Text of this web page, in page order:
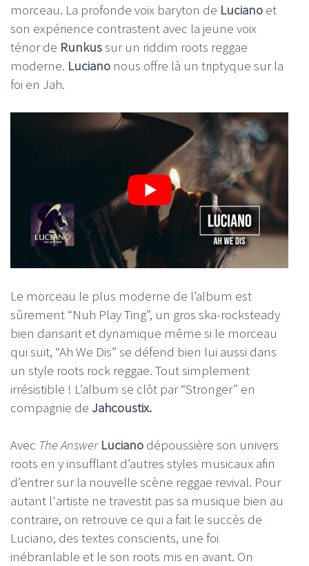
morceau. La profonde voix baryton de Luciano et
son expérience contrastent avec la jeune voix
ténor de Runkussur un riddim roots reggae
moderne. Luciano nous offre là un triptyque sur la
foi en Jah.
Le morceau le plus moderne de l’album est
sûrement “Nuh Play Ting”, un gros ska-rocksteady
bien dansant et dynamique même si le morceau
qui suit, “Ah We Dis” se défend bien lui aussi dans
un style roots rock reggae. Tout simplement
irrésistible ! L’album se clôt par “Stronger” en
compagnie de Jahcoustix.
Avec The Answer Luciano dépoussière son univers
roots en y insufflant d’autres styles musicaux afin
d’entrer sur la nouvelle scène reggae revival. Pour
autant l'artiste ne travestit pas sa musique bien au
contraire, on retrouve ce qui a fait le succès de
Luciano, des textes conscients, une foi
inébranlable et le son roots mis en avant. On